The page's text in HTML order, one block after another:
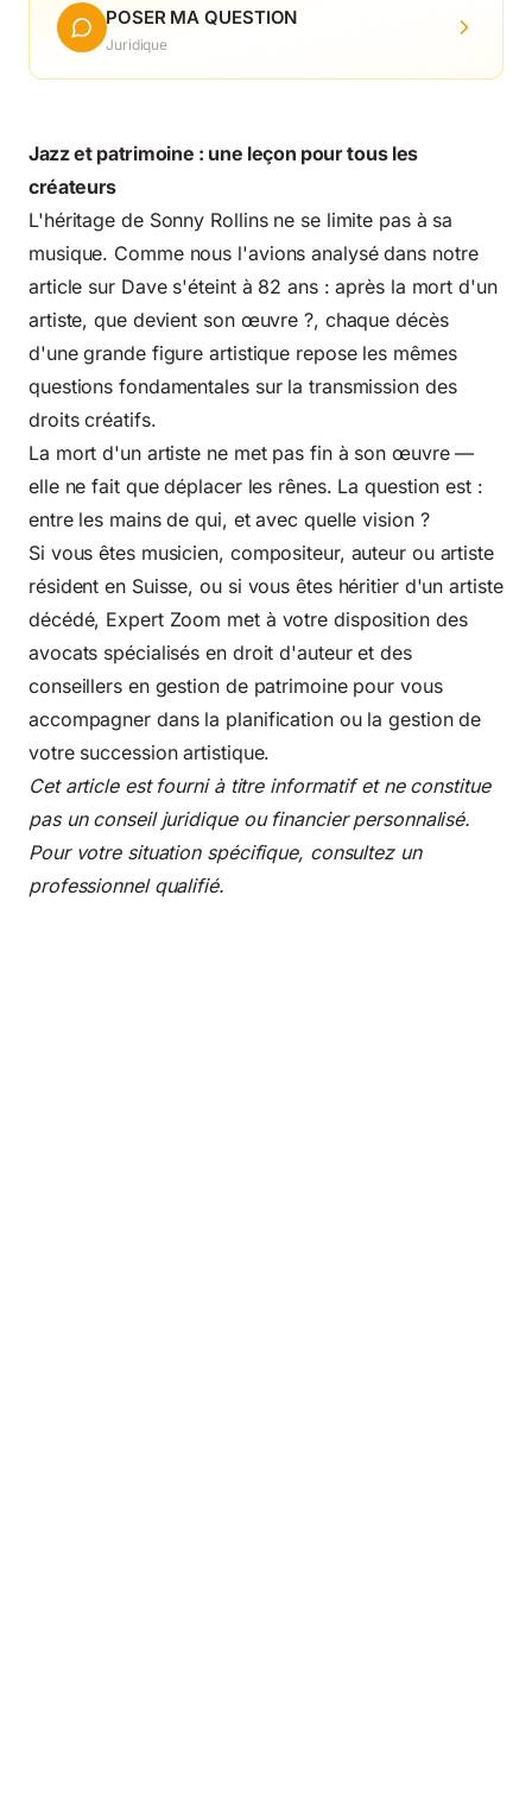
POSER MA QUESTION
Juridique
Jazz et patrimoine : une leçon pour tous les
créateurs
L'héritage de Sonny Rollins ne se limite pas à sa
musique. Comme nous l'avions analysé dans notre
article sur Dave s'éteint à 82 ans : après la mort d'un
artiste, que devient son œuvre ?, chaque décès
d'une grande figure artistique repose les mêmes
questions fondamentales sur la transmission des
droits créatifs.
La mort d'un artiste ne met pas fin à son œuvre —
elle ne fait que déplacer les rênes. La question est :
entre les mains de qui, et avec quelle vision ?
Si vous êtes musicien, compositeur, auteur ou artiste
résident en Suisse, ou si vous êtes héritier d'un artiste
décédé, Expert Zoom met à votre disposition des
avocats spécialisés en droit d'auteur et des
conseillers en gestion de patrimoine pour vous
accompagner dans la planification ou la gestion de
votre succession artistique.
Cet article est fourni à titre informatif et ne constitue
pas un conseil juridique ou financier personnalisé.
Pour votre situation spécifique, consultez un
professionnel qualifié.